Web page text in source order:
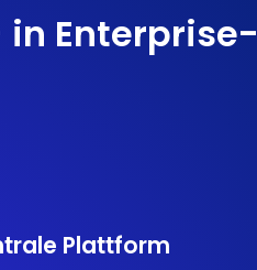
Enterprise-
Plattform